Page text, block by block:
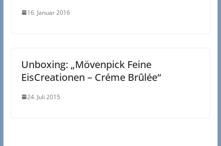
16. Januar 2016
Unboxing: „Mövenpick Feine
EisCreationen – Créme Brûlée“
24. Juli 2015